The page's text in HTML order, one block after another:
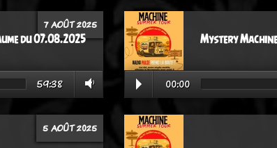
7 AOÛT 2025
du 07.08.2025
59:38
Mystery
00:00
5 AOÛT 2025